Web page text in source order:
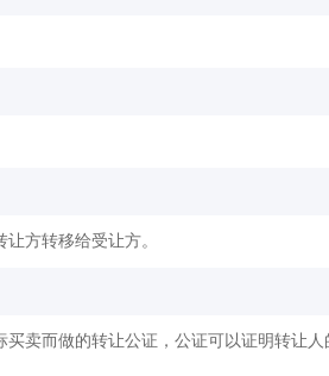
方转移给受让方。
卖而做的转让公证，公证可以证明转让人